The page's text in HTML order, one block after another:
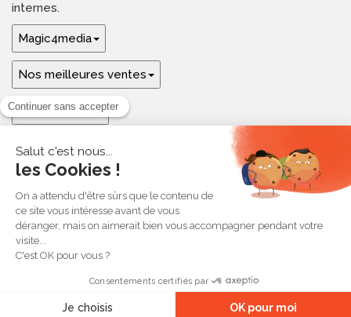
internes.
Magic4media
Nos meilleures ventes
Guides & aide
Ressources & inspirations
© 2026 Magic4media